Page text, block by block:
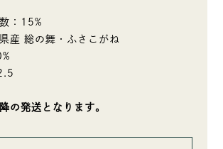
：15%
産 総の舞・ふさこがね
の発送となります。